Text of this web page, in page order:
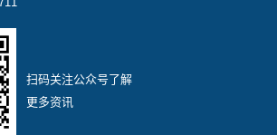
扫码关注公众号了解
更多资讯